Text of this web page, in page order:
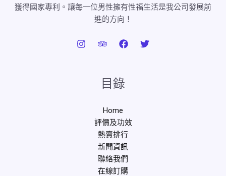
獲得國家專利。讓每一位男性擁有性福生活是我公司發展前
進的方向！
目錄
Home
評價及功效
熱賣排行
新聞資訊
聯絡我們
在線訂購